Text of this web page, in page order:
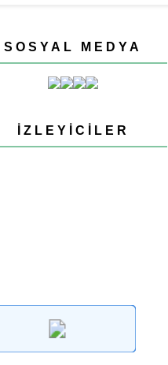
SOSYAL MEDYA
İZLEYICILER